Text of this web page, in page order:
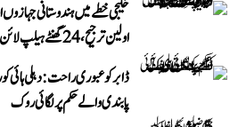
خلیجی خطے میں ہندوستانی
اولین ترجیح، 24 گھنٹے ہیلپ لائن فعال: وزارتِ خارجہ
ڈابر کو عبوری راحت: دہلی
پابندی والے حکم پر لگائی روک